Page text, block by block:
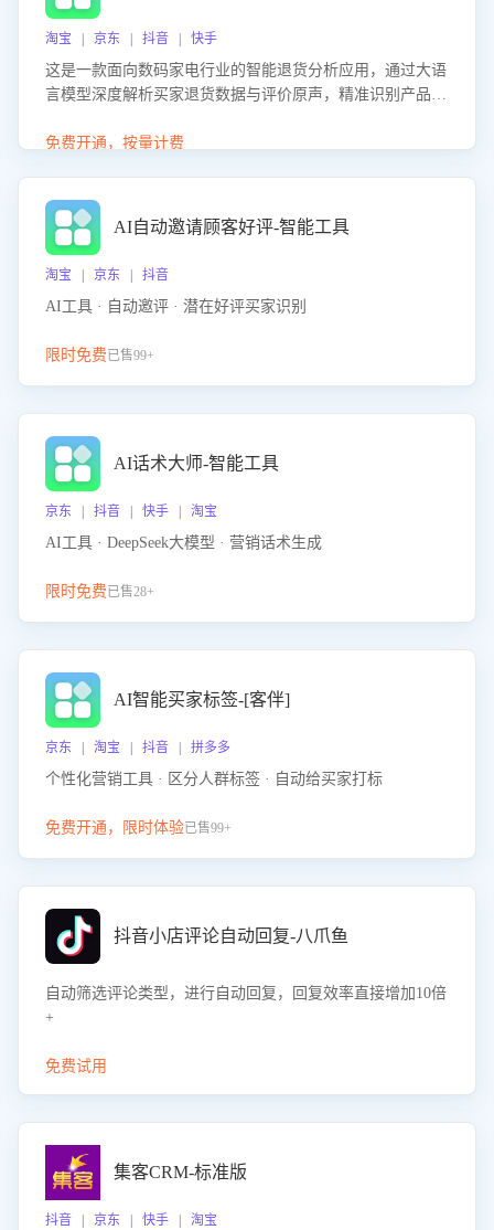
淘宝 | 京东 | 抖音 | 快手
这是一款面向数码家电行业的智能退货分析应用，通过大语
言模型深度解析买家退货数据与评价原声，精准识别产品质
改进建议，通过挖掘用户痛点驱动产品迭代，从根本上降低
免费开通，按量计费
AI自动邀请顾客好评-智能工具
淘宝 | 京东 | 抖音
AI工具 · 自动邀评 · 潜在好评买家识别
限时免费已售99+
AI话术大师-智能工具
京东 | 抖音 | 快手 | 淘宝
AI工具 · DeepSeek大模型 · 营销话术生成
限时免费已售28+
AI智能买家标签-[客伴]
京东 | 淘宝 | 抖音 | 拼多多
个性化营销工具 · 区分人群标签 · 自动给买家打标
免费开通，限时体验已售99+
抖音小店评论自动回复-八爪鱼
自动筛选评论类型，进行自动回复，回复效率直接增加10倍
+
免费试用
集客CRM-标准版
抖音 | 京东 | 快手 | 淘宝